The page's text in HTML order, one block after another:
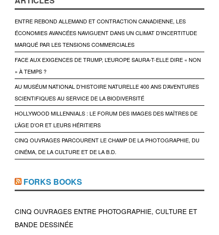
ENTRE REBOND ALLEMAND ET CONTRACTION CANADIENNE, LES
ÉCONOMIES AVANCÉES NAVIGUENT DANS UN CLIMAT D’INCERTITUDE
MARQUÉ PAR LES TENSIONS COMMERCIALES
FACE AUX EXIGENCES DE TRUMP, L’EUROPE SAURA-T-ELLE DIRE « NON
» À TEMPS ?
AU MUSÉUM NATIONAL D’HISTOIRE NATURELLE 400 ANS D’AVENTURES
SCIENTIFIQUES AU SERVICE DE LA BIODIVERSITÉ
HOLLYWOOD MILLENNIALS : LE FORUM DES IMAGES DES MAÎTRES DE
L’ÂGE D’OR ET LEURS HÉRITIERS
CINQ OUVRAGES PARCOURENT LE CHAMP DE LA PHOTOGRAPHIE, DU
CINÉMA, DE LA CULTURE ET DE LA B.D.
FORKS BOOKS
CINQ OUVRAGES ENTRE PHOTOGRAPHIE, CULTURE ET
BANDE DESSINÉE